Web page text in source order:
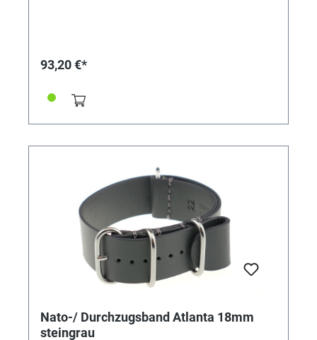
93,20 €*
Nato-/ Durchzugsband Atlanta 18mm
steingrau